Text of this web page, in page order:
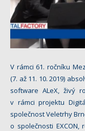
V rámci 61. ročníku
(7. až 11. 10. 2019)
software ALeX, živý
v rámci projektu
společnost Veletrhy
o společnosti